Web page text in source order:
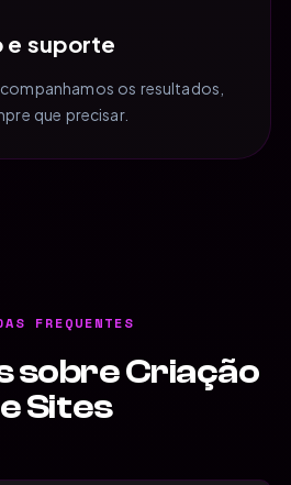
e suporte
os resultados,
que precisar.
FREQUENTES
sobre Criação
Sites